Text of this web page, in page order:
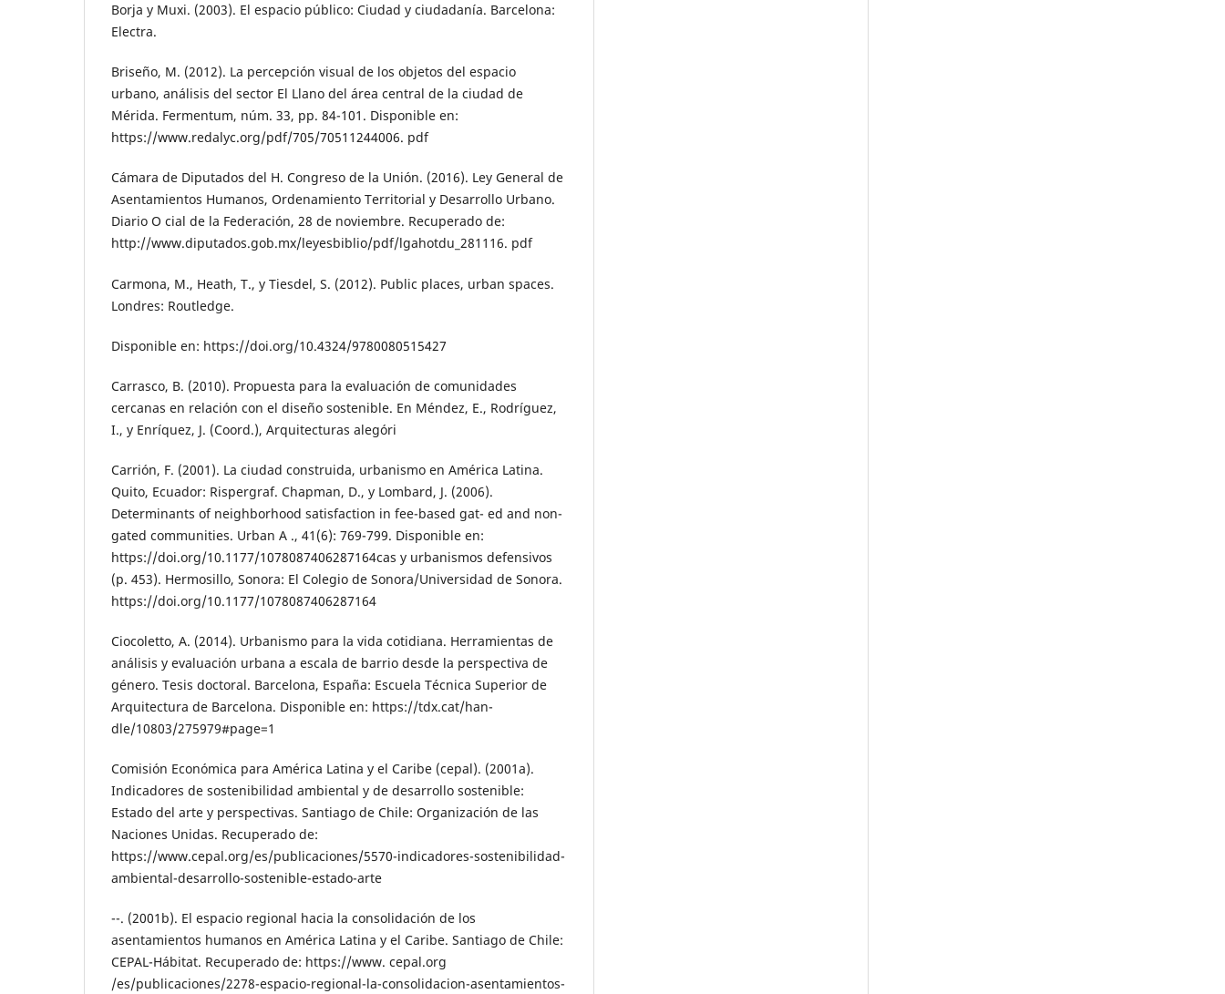
Borja y Muxi. (2003). El espacio público: Ciudad y ciudadanía. Barcelona:
Electra.
Briseño, M. (2012). La percepción visual de los objetos del espacio
urbano, análisis del sector El Llano del área central de la ciudad de
Mérida. Fermentum, núm. 33, pp. 84-101. Disponible en:
https://www.redalyc.org/pdf/705/70511244006. pdf
Cámara de Diputados del H. Congreso de la Unión. (2016). Ley General de
Asentamientos Humanos, Ordenamiento Territorial y Desarrollo Urbano.
Diario O cial de la Federación, 28 de noviembre. Recuperado de:
http://www.diputados.gob.mx/leyesbiblio/pdf/lgahotdu_281116. pdf
Carmona, M., Heath, T., y Tiesdel, S. (2012). Public places, urban spaces.
Londres: Routledge.
Disponible en: https://doi.org/10.4324/9780080515427
Carrasco, B. (2010). Propuesta para la evaluación de comunidades
cercanas en relación con el diseño sostenible. En Méndez, E., Rodríguez,
I., y Enríquez, J. (Coord.), Arquitecturas alegóri
Carrión, F. (2001). La ciudad construida, urbanismo en América Latina.
Quito, Ecuador: Rispergraf. Chapman, D., y Lombard, J. (2006).
Determinants of neighborhood satisfaction in fee-based gat- ed and non-
gated communities. Urban A ., 41(6): 769-799. Disponible en:
https://doi.org/10.1177/1078087406287164cas y urbanismos defensivos
(p. 453). Hermosillo, Sonora: El Colegio de Sonora/Universidad de Sonora.
https://doi.org/10.1177/1078087406287164
Ciocoletto, A. (2014). Urbanismo para la vida cotidiana. Herramientas de
análisis y evaluación urbana a escala de barrio desde la perspectiva de
género. Tesis doctoral. Barcelona, España: Escuela Técnica Superior de
Arquitectura de Barcelona. Disponible en: https://tdx.cat/han-
dle/10803/275979#page=1
Comisión Económica para América Latina y el Caribe (cepal). (2001a).
Indicadores de sostenibilidad ambiental y de desarrollo sostenible:
Estado del arte y perspectivas. Santiago de Chile: Organización de las
Naciones Unidas. Recuperado de:
https://www.cepal.org/es/publicaciones/5570-indicadores-sostenibilidad-
ambiental-desarrollo-sostenible-estado-arte
--. (2001b). El espacio regional hacia la consolidación de los
asentamientos humanos en América Latina y el Caribe. Santiago de Chile:
CEPAL-Hábitat. Recuperado de: https://www. cepal.org
/es/publicaciones/2278-espacio-regional-la-consolidacion-asentamientos-